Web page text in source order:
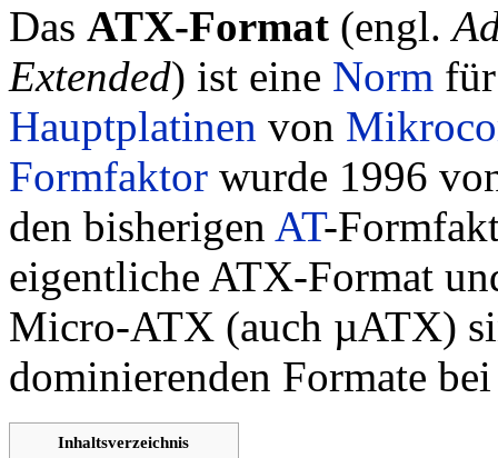
Das ATX-Format (engl.
Extended) ist eine Norm
Hauptplatinen von
Formfaktor wurde 1996
den bisherigen AT-
eigentliche ATX-Format
Micro-ATX (auch µATX)
dominierenden Formate
Inhaltsverzeichnis